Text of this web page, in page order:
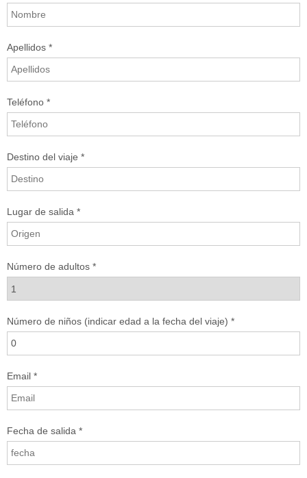
Email *
Teléfono *
Mensaje *
Apellidos *
Teléfono *
Destino del viaje *
Lugar de salida *
Número de adultos *
Número de niños (indicar edad a la fecha del viaje) *
Email *
Fecha de salida *